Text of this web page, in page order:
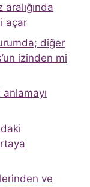
açar
diğer
izinden mi
ve